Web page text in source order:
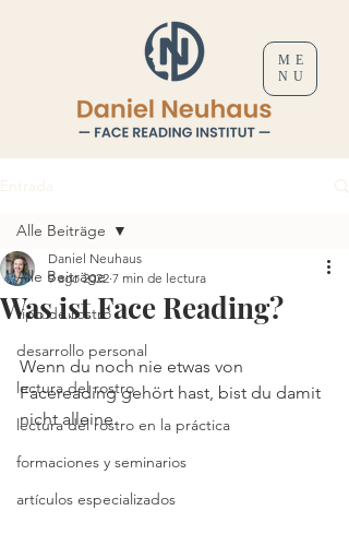
ME
NU
Entrada
Alle Beiträge
tipo de rostro
desarrollo personal
lectura del rostro
lectura del rostro en la práctica
formaciones y seminarios
artículos especializados
Alle Beiträge
Was ist Face Reading?
Daniel Neuhaus
9 ago 2022 7 min de lectura
Wenn du noch nie etwas von
Facereading gehört hast, bist du damit
nicht alleine.